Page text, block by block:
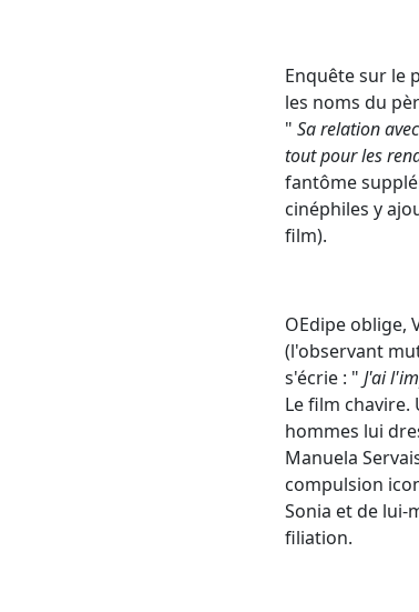
Enquête sur le
les noms du
" Sa relation
tout pour les
fantôme
cinéphiles y
film).
OEdipe oblige,
(l'observant
s'écrie : " J'ai
Le film
hommes lui
Manuela
compulsion
Sonia et de lui-
filiation.